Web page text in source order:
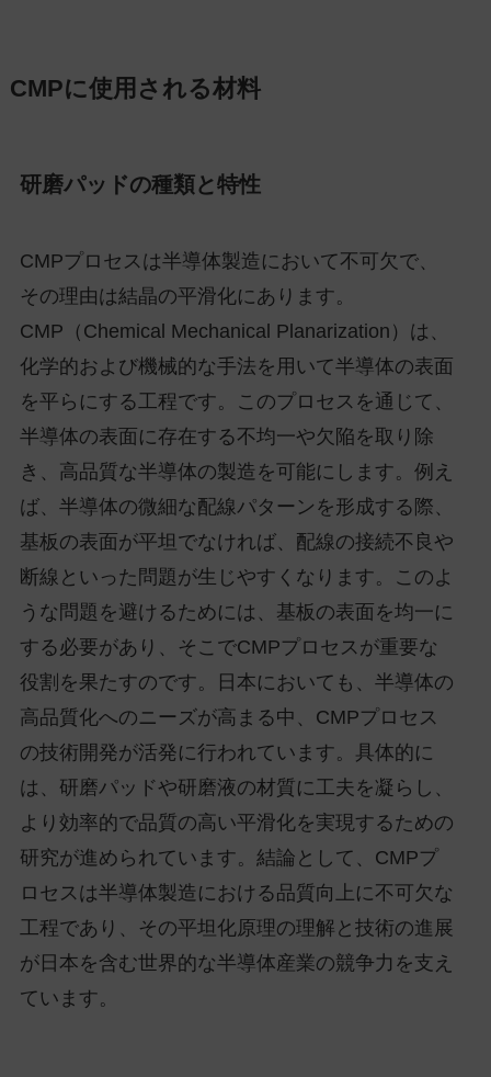
CMPに使用される材料
研磨パッドの種類と特性
CMPプロセスは半導体製造において不可欠で、
その理由は結晶の平滑化にあります。
CMP（Chemical Mechanical Planarization）は、
化学的および機械的な手法を用いて半導体の表面
を平らにする工程です。このプロセスを通じて、
半導体の表面に存在する不均一や欠陥を取り除
き、高品質な半導体の製造を可能にします。例え
ば、半導体の微細な配線パターンを形成する際、
基板の表面が平坦でなければ、配線の接続不良や
断線といった問題が生じやすくなります。このよ
うな問題を避けるためには、基板の表面を均一に
する必要があり、そこでCMPプロセスが重要な
役割を果たすのです。日本においても、半導体の
高品質化へのニーズが高まる中、CMPプロセス
の技術開発が活発に行われています。具体的に
は、研磨パッドや研磨液の材質に工夫を凝らし、
より効率的で品質の高い平滑化を実現するための
研究が進められています。結論として、CMPプ
ロセスは半導体製造における品質向上に不可欠な
工程であり、その平坦化原理の理解と技術の進展
が日本を含む世界的な半導体産業の競争力を支え
ています。